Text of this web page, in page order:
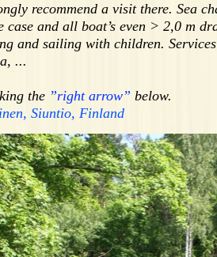
recommend a visit there. Sea
case and all boat’s even > 2,0 m
and sailing with children.
...
the ”right arrow” below.
Siuntio, Finland